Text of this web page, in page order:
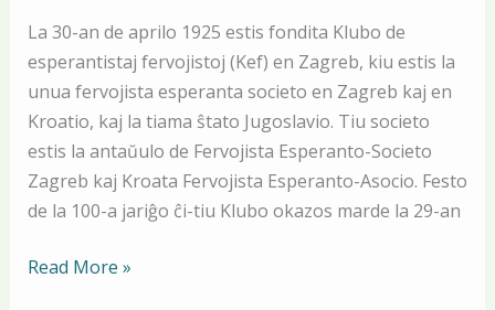
La 30-an de aprilo 1925 estis fondita Klubo de
esperantistaj fervojistoj (Kef) en Zagreb, kiu estis la
unua fervojista esperanta societo en Zagreb kaj en
Kroatio, kaj la tiama ŝtato Jugoslavio. Tiu societo
estis la antaŭulo de Fervojista Esperanto-Societo
Zagreb kaj Kroata Fervojista Esperanto-Asocio. Festo
de la 100-a jariĝo ĉi-tiu Klubo okazos marde la 29-an
100-
a
jariĝo
de
fondo
de
Klubo
de
Read More »